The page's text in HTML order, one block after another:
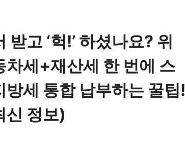
받고 ‘헉!’ 하셨나요? 위
차세+재산세 한 번에 스
방세 통합 납부하는 꿀팁!
정보)